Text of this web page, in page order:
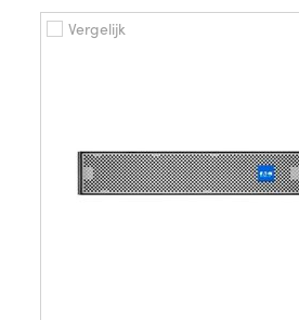
Vergelijk